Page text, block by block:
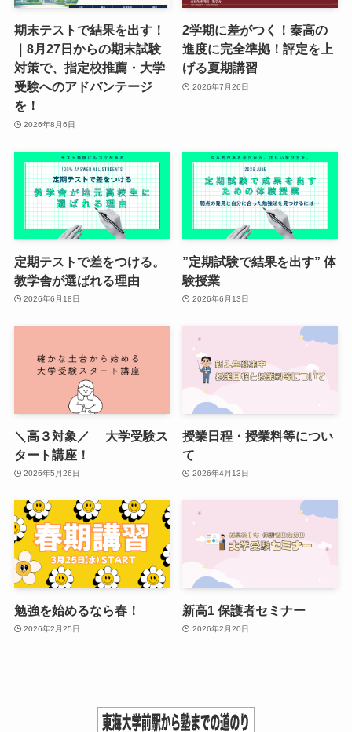
期末テストで結果を出す！
｜8月27日からの期末試験
対策で、指定校推薦・大学
受験へのアドバンテージ
を！
2026年8月6日
2学期に差がつく！秦高の
進度に完全準拠！評定を上
げる夏期講習
2026年7月26日
定期テストで差をつける。
教学舎が選ばれる理由
2026年6月18日
”定期試験で結果を出す” 体
験授業
2026年6月13日
＼高３対象／ 大学受験ス
タート講座！
2026年5月26日
授業日程・授業料等につい
て
2026年4月13日
勉強を始めるなら春！
2026年2月25日
新高1 保護者セミナー
2026年2月20日